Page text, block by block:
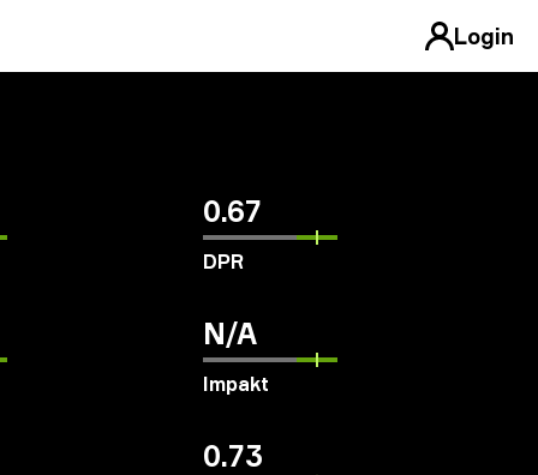
Login
0.67
DPR
N/A
Impakt
0.73